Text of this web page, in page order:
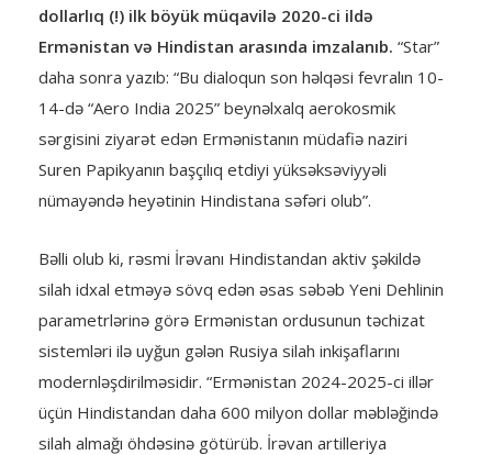
dollarlıq (!) ilk böyük müqavilə 2020-ci ildə
Ermənistan və Hindistan arasında imzalanıb. “Star”
daha sonra yazıb: “Bu dialoqun son həlqəsi fevralın 10-
14-də “Aero India 2025” beynəlxalq aerokosmik
sərgisini ziyarət edən Ermənistanın müdafiə naziri
Suren Papikyanın başçılıq etdiyi yüksəksəviyyəli
nümayəndə heyətinin Hindistana səfəri olub”.
Bəlli olub ki, rəsmi İrəvanı Hindistandan aktiv şəkildə
silah idxal etməyə sövq edən əsas səbəb Yeni Dehlinin
parametrlərinə görə Ermənistan ordusunun təchizat
sistemləri ilə uyğun gələn Rusiya silah inkişaflarını
modernləşdirilməsidir. “Ermənistan 2024-2025-ci illər
üçün Hindistandan daha 600 milyon dollar məbləğində
silah almağı öhdəsinə götürüb. İrəvan artilleriya